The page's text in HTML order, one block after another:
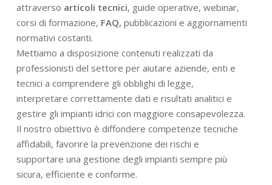
attraverso articoli tecnici, guide operative, webinar,
corsi di formazione, FAQ, pubblicazioni e aggiornamenti
normativi costanti.
Mettiamo a disposizione contenuti realizzati da
professionisti del settore per aiutare aziende, enti e
tecnici a comprendere gli obblighi di legge,
interpretare correttamente dati e risultati analitici e
gestire gli impianti idrici con maggiore consapevolezza.
Il nostro obiettivo è diffondere competenze tecniche
affidabili, favorire la prevenzione dei rischi e
supportare una gestione degli impianti sempre più
sicura, efficiente e conforme.